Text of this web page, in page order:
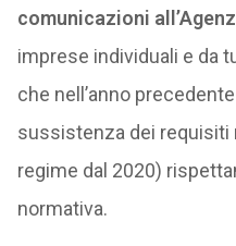
comunicazioni
imprese individuali e da
che nell’anno
sussistenza dei requisiti
regime dal 2020)
normativa.